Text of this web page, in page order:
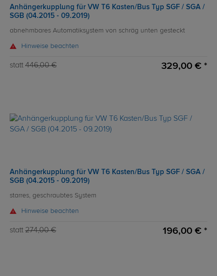
Anhängerkupplung für VW T6 Kasten/Bus Typ SGF / SGA /
SGB (04.2015 - 09.2019)
abnehmbares Automatiksystem von schräg unten gesteckt
Hinweise beachten
statt 446,00 € 329,00 € *
Anhängerkupplung für VW T6 Kasten/Bus Typ SGF / SGA /
SGB (04.2015 - 09.2019)
starres, geschraubtes System
Hinweise beachten
statt 274,00 € 196,00 € *